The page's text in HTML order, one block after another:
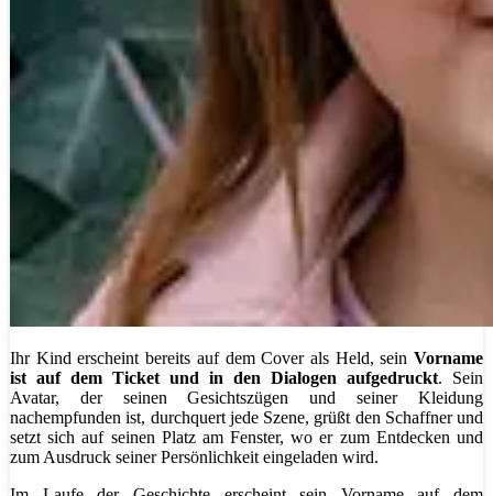
Ihr Kind erscheint bereits auf dem Cover als Held, sein Vorname
ist auf dem Ticket und in den Dialogen aufgedruckt. Sein
Avatar, der seinen Gesichtszügen und seiner Kleidung
nachempfunden ist, durchquert jede Szene, grüßt den Schaffner und
setzt sich auf seinen Platz am Fenster, wo er zum Entdecken und
zum Ausdruck seiner Persönlichkeit eingeladen wird.